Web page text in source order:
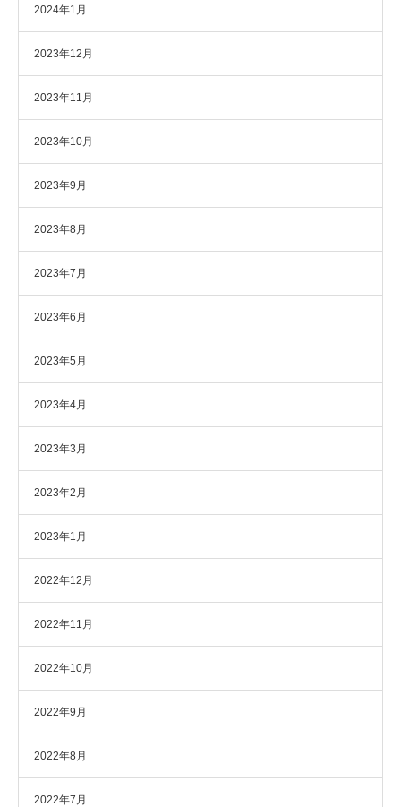
2024年1月
2023年12月
2023年11月
2023年10月
2023年9月
2023年8月
2023年7月
2023年6月
2023年5月
2023年4月
2023年3月
2023年2月
2023年1月
2022年12月
2022年11月
2022年10月
2022年9月
2022年8月
2022年7月